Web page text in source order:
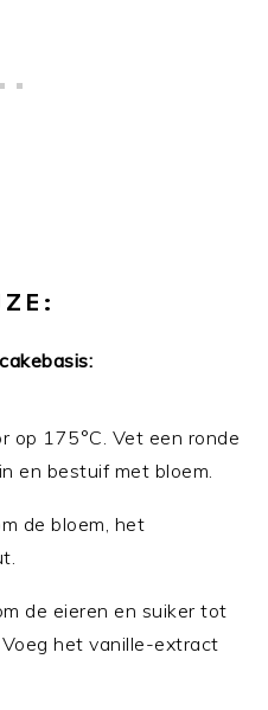
op 175°C. Vet een ronde
en bestuif met bloem.
de bloem, het
de eieren en suiker tot
het vanille-extract